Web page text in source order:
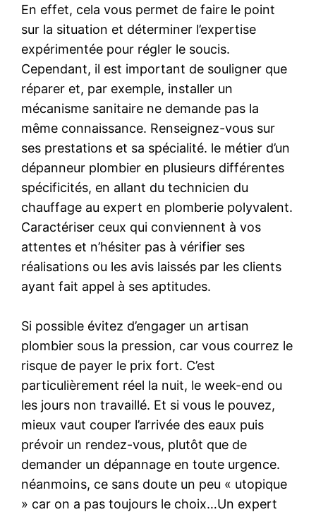
En effet, cela vous permet de faire le point
sur la situation et déterminer l’expertise
expérimentée pour régler le soucis.
Cependant, il est important de souligner que
réparer et, par exemple, installer un
mécanisme sanitaire ne demande pas la
même connaissance. Renseignez-vous sur
ses prestations et sa spécialité. le métier d’un
dépanneur plombier en plusieurs différentes
spécificités, en allant du technicien du
chauffage au expert en plomberie polyvalent.
Caractériser ceux qui conviennent à vos
attentes et n’hésiter pas à vérifier ses
réalisations ou les avis laissés par les clients
ayant fait appel à ses aptitudes.
Si possible évitez d’engager un artisan
plombier sous la pression, car vous courrez le
risque de payer le prix fort. C’est
particulièrement réel la nuit, le week-end ou
les jours non travaillé. Et si vous le pouvez,
mieux vaut couper l’arrivée des eaux puis
prévoir un rendez-vous, plutôt que de
demander un dépannage en toute urgence.
néanmoins, ce sans doute un peu « utopique
» car on a pas toujours le choix…Un expert